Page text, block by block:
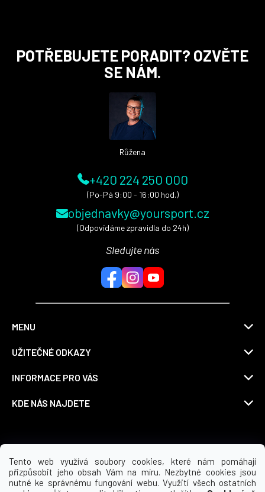
Tento web využívá soubory cookies, které nám pomáhají
přizpůsobit jeho obsah Vám na míru. Nezbytné cookies jsou
nutné ke správnému fungování webu. Využití všech ostatních
POTŘEBUJETE PORADIT? OZVĚTE
SE NÁM.
Růžena
+420 224 250 000
(Po-Pá 9:00 - 16:00 hod.)
objednavky@yoursport.cz
(Odpovídáme zpravidla do 24h)
Sledujte nás
MENU
UŽITEČNÉ ODKAZY
INFORMACE PRO VÁS
KDE NÁS NAJDETE
Možnosti dopravy